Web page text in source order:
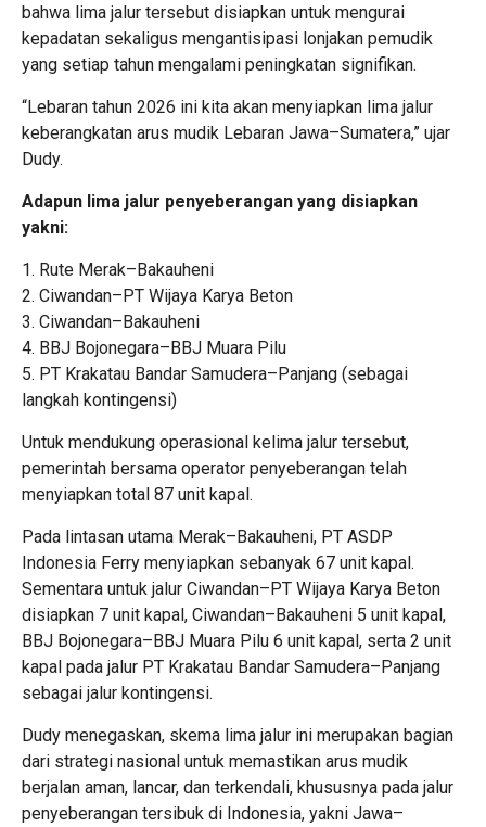
bahwa lima jalur tersebut disiapkan untuk mengurai
kepadatan sekaligus mengantisipasi lonjakan pemudik
yang setiap tahun mengalami peningkatan signifikan.
“Lebaran tahun 2026 ini kita akan menyiapkan lima jalur
keberangkatan arus mudik Lebaran Jawa–Sumatera,” ujar
Dudy.
Adapun lima jalur penyeberangan yang disiapkan
yakni:
1. Rute Merak–Bakauheni
2. Ciwandan–PT Wijaya Karya Beton
3. Ciwandan–Bakauheni
4. BBJ Bojonegara–BBJ Muara Pilu
5. PT Krakatau Bandar Samudera–Panjang (sebagai
langkah kontingensi)
Untuk mendukung operasional kelima jalur tersebut,
pemerintah bersama operator penyeberangan telah
menyiapkan total 87 unit kapal.
Pada lintasan utama Merak–Bakauheni, PT ASDP
Indonesia Ferry menyiapkan sebanyak 67 unit kapal.
Sementara untuk jalur Ciwandan–PT Wijaya Karya Beton
disiapkan 7 unit kapal, Ciwandan–Bakauheni 5 unit kapal,
BBJ Bojonegara–BBJ Muara Pilu 6 unit kapal, serta 2 unit
kapal pada jalur PT Krakatau Bandar Samudera–Panjang
sebagai jalur kontingensi.
Dudy menegaskan, skema lima jalur ini merupakan bagian
dari strategi nasional untuk memastikan arus mudik
berjalan aman, lancar, dan terkendali, khususnya pada jalur
penyeberangan tersibuk di Indonesia, yakni Jawa–